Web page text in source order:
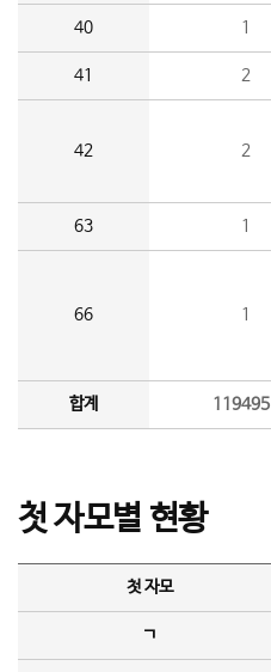
40 1
41 2
42 2
63 1
66 1
합계
첫 자모별 현황
첫 자모
ㄱ